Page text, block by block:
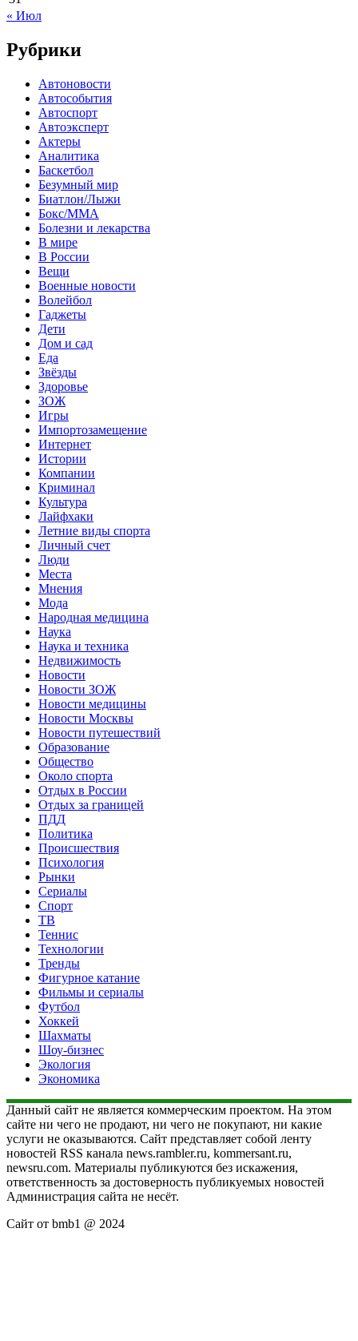
« Июл
Рубрики
Автоновости
Автособытия
Автоспорт
Автоэксперт
Актеры
Аналитика
Баскетбол
Безумный мир
Биатлон/Лыжи
Бокс/MMA
Болезни и лекарства
В мире
В России
Вещи
Военные новости
Волейбол
Гаджеты
Дети
Дом и сад
Еда
Звёзды
Здоровье
ЗОЖ
Игры
Импортозамещение
Интернет
Истории
Компании
Криминал
Культура
Лайфхаки
Летние виды спорта
Личный счет
Люди
Места
Мнения
Мода
Народная медицина
Наука
Наука и техника
Недвижимость
Новости
Новости ЗОЖ
Новости медицины
Новости Москвы
Новости путешествий
Образование
Общество
Около спорта
Отдых в России
Отдых за границей
ПДД
Политика
Происшествия
Психология
Рынки
Сериалы
Спорт
ТВ
Теннис
Технологии
Тренды
Фигурное катание
Фильмы и сериалы
Футбол
Хоккей
Шахматы
Шоу-бизнес
Экология
Экономика
Данный сайт не является коммерческим проектом. На этом
сайте ни чего не продают, ни чего не покупают, ни какие
услуги не оказываются. Сайт представляет собой ленту
новостей RSS канала news.rambler.ru, kommersant.ru,
newsru.com. Материалы публикуются без искажения,
ответственность за достоверность публикуемых новостей
Администрация сайта не несёт.
Сайт от bmb1 @ 2024